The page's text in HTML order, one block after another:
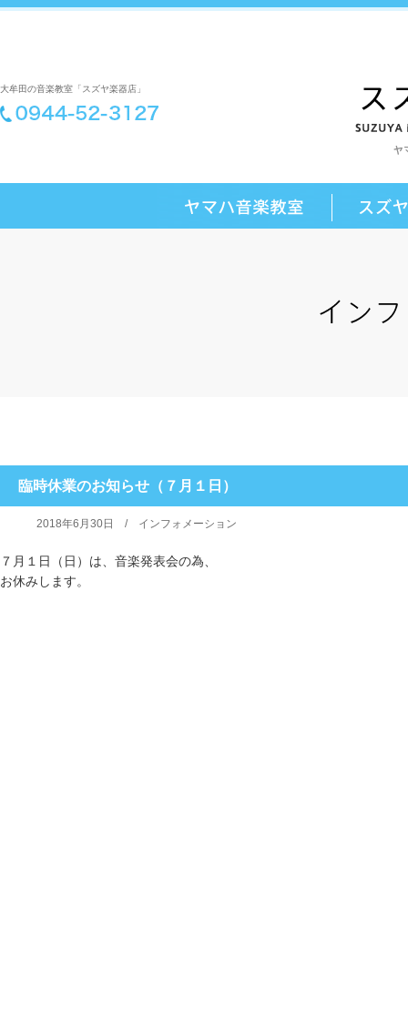
大牟田の音楽教室「スズヤ楽器店」
臨時休業のお知らせ（７月１日）
2018年6月30日 / インフォメーション
７月１日（日）は、音楽発表会の為、
お休みします。